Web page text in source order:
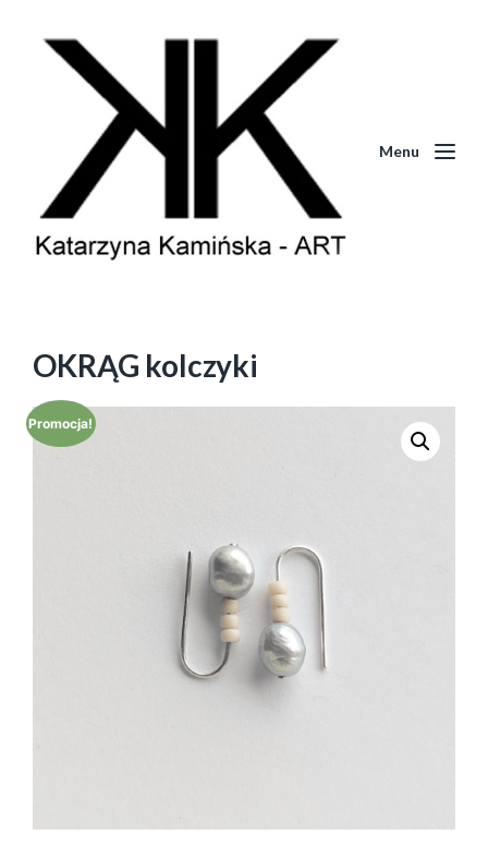
Menu
OKRĄG kolczyki
Promocja!